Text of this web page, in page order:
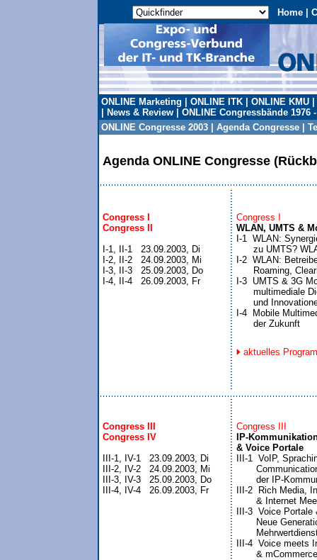
Home
ONLINE Marketing ONLINE ITK ONLINE KMU
News & Review
ONLINE Congressbände 1976
ONLINE Congresse 2003
Agenda Congresse
Agenda ONLINE Congresse
Congress I
Congress II
I-1, II-1   23.09.2003, Di
I-2, II-2   24.09.2003, Mi
I-3, II-3   25.09.2003, Do
I-4, II-4   26.09.2003, Fr
Congress I
WLAN, UMTS &
I-1  WLAN:
zu UMTS?
I-2  WLAN:
Roaming,
I-3  UMTS & 3G
multimediale
und
I-4  Mobile
      der Zukunft
aktuelles
Congress III
Congress IV
III-1, IV-1   23.09.2003, Di
III-2, IV-2   24.09.2003, Mi
III-3, IV-3   25.09.2003, Do
III-4, IV-4   26.09.2003, Fr
Congress III
IP-
& Voice Portale
III-1  VoIP,
der IP-
III-2  Rich Media,
& Internet
III-3  Voice
Neue
III-4  Voice meets
       & mCommerce